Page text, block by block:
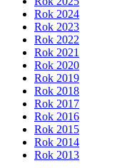
Rok 2024
Rok 2023
Rok 2022
Rok 2021
Rok 2020
Rok 2019
Rok 2018
Rok 2017
Rok 2016
Rok 2015
Rok 2014
Rok 2013